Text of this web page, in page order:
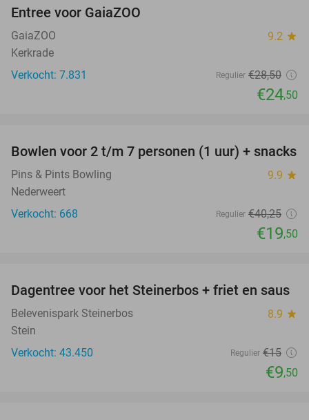
Entree voor GaiaZOO
GaiaZOO 9.2 star
Kerkrade
Verkocht: 7.831
Regulier €28,50
€24,50
52%
Bowlen voor 2 t/m 7 personen (1 uur) + snacks
Pins & Pints Bowling 9.9 star
Nederweert
Verkocht: 668
Regulier €40,25
€19,50
37%
Dagentree voor het Steinerbos + friet en saus
Belevenispark Steinerbos 8.9 star
Stein
Verkocht: 43.450
Regulier €15
€9,50